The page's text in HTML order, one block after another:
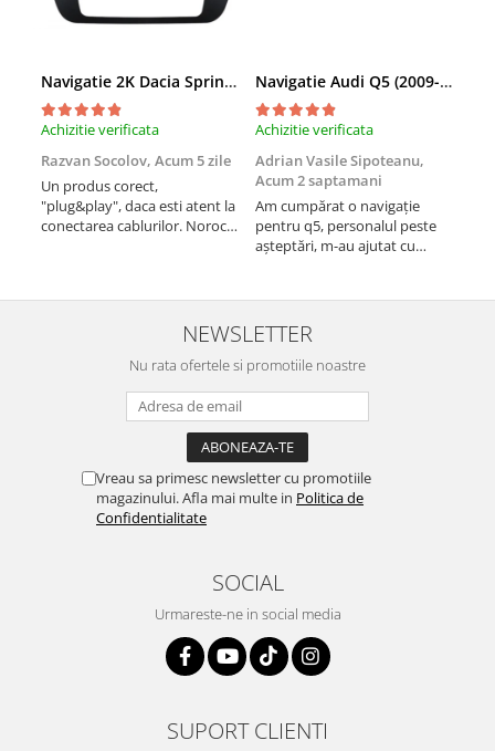
Navigatie 2K Dacia Spring (2021- Prezent), Android, S-Quadcore / 4GB RAM + 64GB ROM, 9.5 Inch - AD-BGS90042K+AD-BGRKIT366V4s
Achizitie verificata
Razvan Socolov, Acum 5 zile
Un produs corect,
"plug&play", daca esti atent la
conectarea cablurilor. Noroc
indrumat pas cu pas si mi-a
atras atentia ca nu era
conectat cablul de video de la
Navigatie Audi Q5 (2009-2017), Linux OS & OEM, MMI 3G, CarPlay & Android Auto Wireless, MirrorLink, Camera AHD, 12.3 Inch - AD-BGAALNXH+AD-BGRKITQ5002
Achizitie verificata
Adrian Vasile Sipoteanu,
Acum 2 saptamani
Am cumpărat o navigație
pentru q5, personalul peste
așteptări, m-au ajutat cu
rânduri. Foarte serviabili,
livrare rapidă, suport tehnic,
totul impecabil, o să revin la ei
și pentru vi...
NEWSLETTER
Nu rata ofertele si promotiile noastre
Vreau sa primesc newsletter cu promotiile
magazinului. Afla mai multe in Politica de
Confidentialitate
SOCIAL
Urmareste-ne in social media
SUPORT CLIENTI